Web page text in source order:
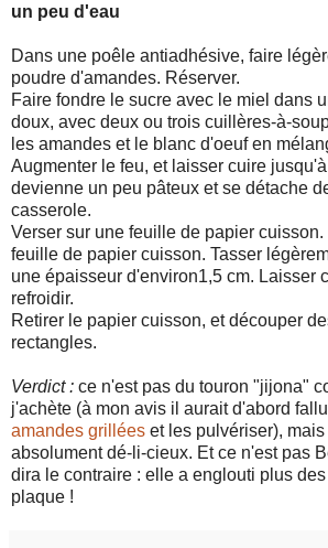
un peu d'eau
Dans une poêle antiadhésive, faire
poudre d'amandes. Réserver.
Faire fondre le sucre avec le miel dans
doux, avec deux ou trois cuillères-à-
les amandes et le blanc d'oeuf en
Augmenter le feu, et laisser cuire
devienne un peu pâteux et se détache
casserole.
Verser sur une feuille de papier
feuille de papier cuisson. Tasser
une épaisseur d'environ1,5 cm. Laisser
refroidir.
Retirer le papier cuisson, et découper
rectangles.
Verdict : ce n'est pas du touron "jijona"
j'achète (à mon avis il aurait d'abord
amandes grillées et les pulvériser),
absolument dé-li-cieux. Et ce n'est pas
dira le contraire : elle a englouti plus
plaque !